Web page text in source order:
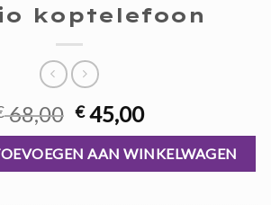
koptelefoon
68,00 Oorspronkelijke
prijs
was:
€ 68,00.
€45,00Huidige
prijs
is:
€ 45,00.
AAN WINKELWAGEN